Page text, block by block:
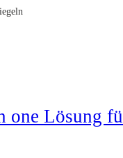
Lösung